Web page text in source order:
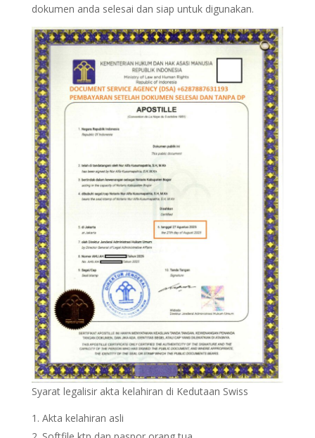
dokumen anda selesai dan siap untuk digunakan.
Syarat legalisir akta kelahiran di Kedutaan Swiss
Akta kelahiran asli